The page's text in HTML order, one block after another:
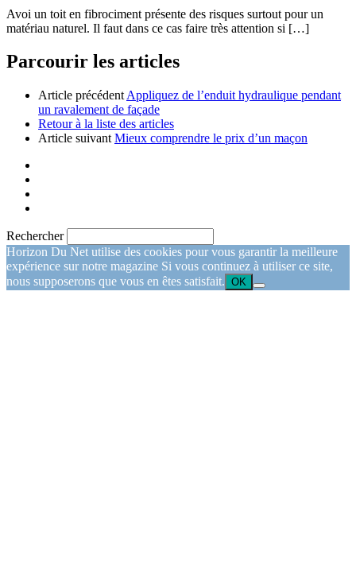
Avoi un toit en fibrociment présente des risques surtout pour un
matériau naturel. Il faut dans ce cas faire très attention si […]
Parcourir les articles
Article précédent Appliquez de l’enduit hydraulique pendant
un ravalement de façade
Retour à la liste des articles
Article suivant Mieux comprendre le prix d’un maçon
Rechercher
Horizon Du Net utilise des cookies pour vous garantir la meilleure
expérience sur notre magazine Si vous continuez à utiliser ce site,
nous supposerons que vous en êtes satisfait. OK